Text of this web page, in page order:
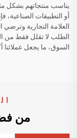
يناسب منتجاتهم بشكل
أو التطبيقات
العلامة التجارية
الطلب لا تقلل فقط من
السوق، ما يجعل عملائنا
من